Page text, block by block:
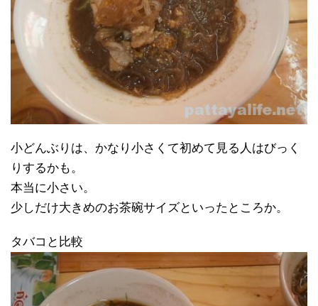
小どんぶりは、かなり小さくて初めて見る人はびっく
りするかも。
本当に小さい。
少しだけ大きめのお茶碗サイズといったところか。
タバコと比較